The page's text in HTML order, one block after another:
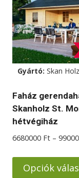
több
variációja
van.
A
változatok
termékoldalon
választhatók
ki
Gyártó: Skan Holz
Faház
Skanholz St.
hétvégiház
6680000 Ft –
Opciók